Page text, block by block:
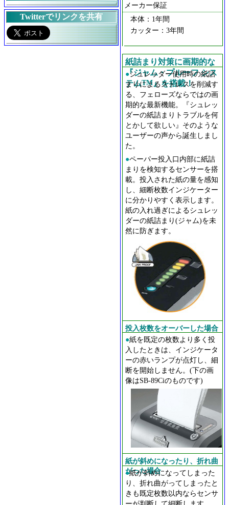
メーカー保証
本体：1年間
カッター：3年間
紙詰まり対策に画期的な
『ジャム・プルーフ シス
テムTM 』を搭載！
●シュレッダー使用時の紙詰
まりによるストレスを削減す
る、フェローズならではの画
期的な最新機能。『シュレッ
ダーの紙詰まりトラブルを何
とかして欲しい』そのような
ユーザーの声から誕生しまし
た。
●ペーパー投入口内部に紙詰
まりを検知するセンサーを搭
載。投入された紙の量を感知
し、細断枚数インジケーター
に分かりやすく表示します。
紙の入れ過ぎによるシュレッ
ダーの紙詰まり(ジャム)を未
然に防ぎます。
投入枚数をオーバーした場合
●紙を既定の枚数より多く投
入したときは、インジケータ
ーの赤いランプが点灯し、細
断を開始しません。(下の画
像はSB-89Ciのものです)
紙が斜めになったり、折れ曲
がった場合
●紙が斜めになってしまった
り、折れ曲がってしまったと
きも既定枚数以内ならセンサ
ーが判断して細断します。
Twitterでリンクを共有